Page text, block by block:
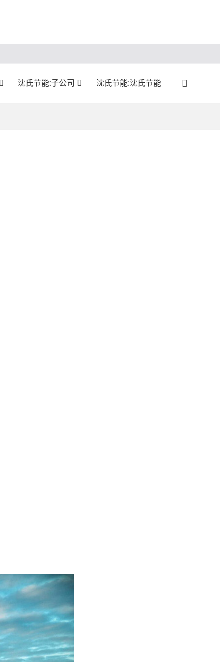
沈氏节能:子公司 沈氏节能:沈氏节能